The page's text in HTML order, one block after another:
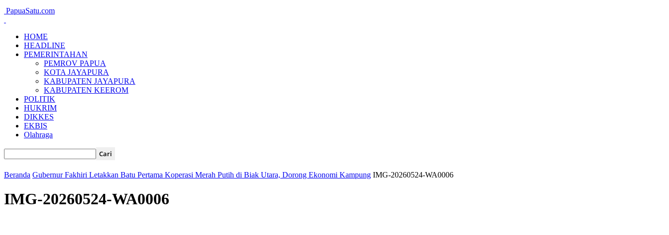
PapuaSatu.com
HOME
HEADLINE
PEMERINTAHAN
PEMROV PAPUA
KOTA JAYAPURA
KABUPATEN JAYAPURA
KABUPATEN KEEROM
POLITIK
HUKRIM
DIKKES
EKBIS
Olahraga
Beranda Gubernur Fakhiri Letakkan Batu Pertama Koperasi Merah Putih di Biak Utara, Dorong Ekonomi Kampung IMG-20260524-WA0006
IMG-20260524-WA0006